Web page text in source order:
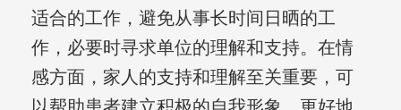
适合的工作，避免从事长时间日晒的工
作，必要时寻求单位的理解和支持。在情
感方面，家人的支持和理解至关重要，可